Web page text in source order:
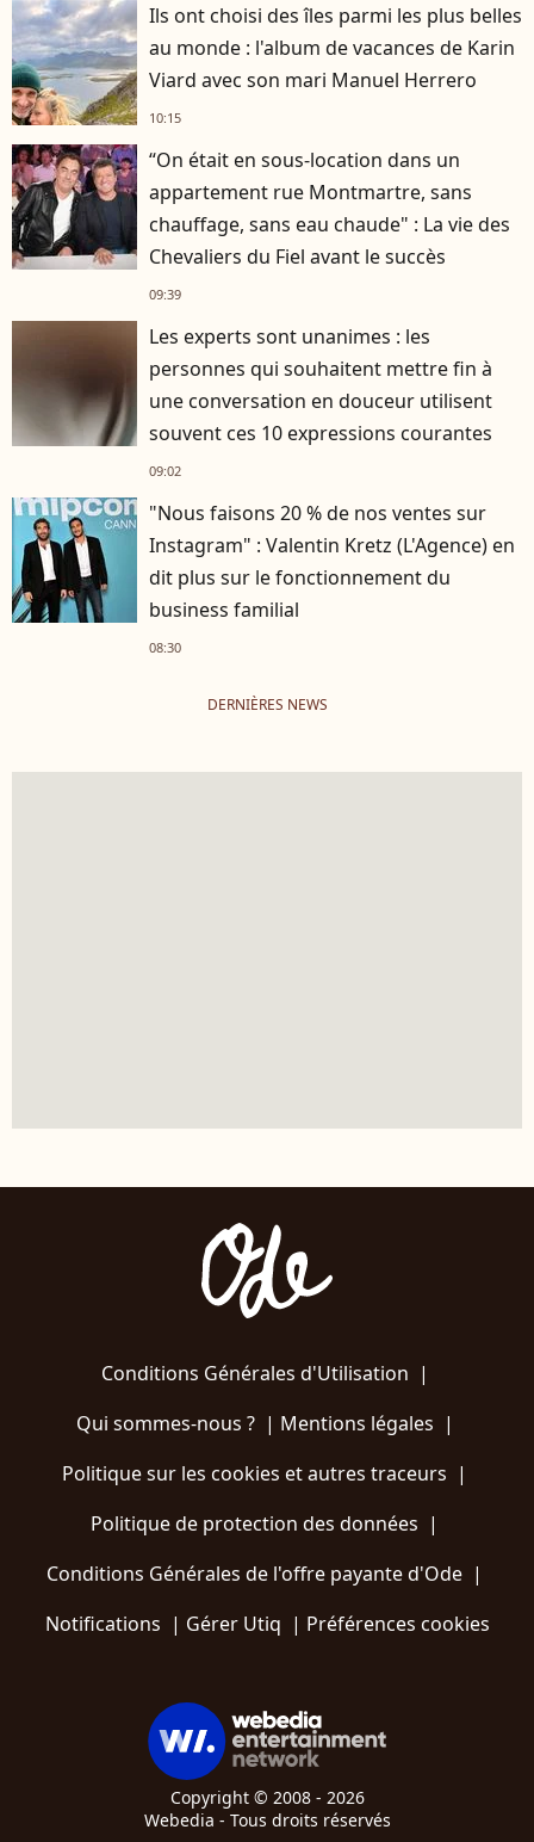
Ils ont choisi des îles parmi les plus belles
au monde : l'album de vacances de Karin
Viard avec son mari Manuel Herrero
10:15
“On était en sous-location dans un
appartement rue Montmartre, sans
chauffage, sans eau chaude" : La vie des
Chevaliers du Fiel avant le succès
09:39
Les experts sont unanimes : les
personnes qui souhaitent mettre fin à
une conversation en douceur utilisent
souvent ces 10 expressions courantes
09:02
"Nous faisons 20 % de nos ventes sur
Instagram" : Valentin Kretz (L'Agence) en
dit plus sur le fonctionnement du
business familial
08:30
DERNIÈRES NEWS
Conditions Générales d'Utilisation |
Qui sommes-nous ?| Mentions légales |
Politique sur les cookies et autres traceurs |
Politique de protection des données |
Conditions Générales de l'offre payante d'Ode |
Notifications | Gérer Utiq | Préférences cookies
Copyright © 2008 - 2026
Webedia - Tous droits réservés